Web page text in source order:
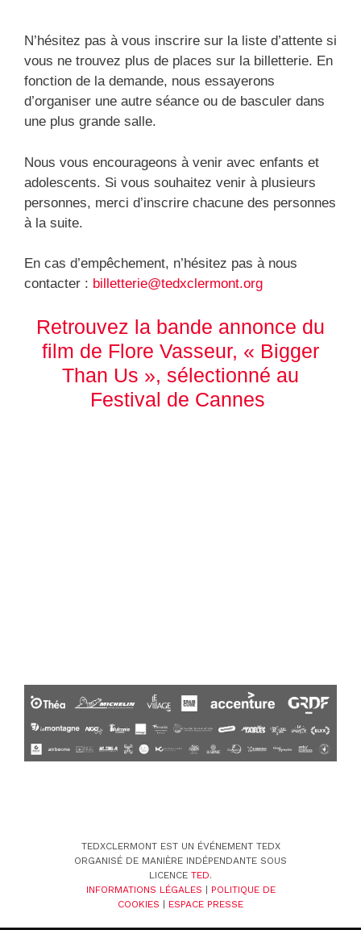
N’hésitez pas à vous inscrire sur la liste d’attente si
vous ne trouvez plus de places sur la billetterie. En
fonction de la demande, nous essayerons
d’organiser une autre séance ou de basculer dans
une plus grande salle.
Nous vous encourageons à venir avec enfants et
adolescents. Si vous souhaitez venir à plusieurs
personnes, merci d’inscrire chacune des personnes
à la suite.
En cas d’empêchement, n’hésitez pas à nous
contacter : billetterie@tedxclermont.org
Retrouvez la bande annonce du
film de Flore Vasseur, « Bigger
Than Us », sélectionné au
Festival de Cannes
TEDXCLERMONT EST UN ÉVÉNEMENT TEDX
ORGANISÉ DE MANIÈRE INDÉPENDANTE SOUS
LICENCE TED.
INFORMATIONS LÉGALES | POLITIQUE DE
COOKIES | ESPACE PRESSE